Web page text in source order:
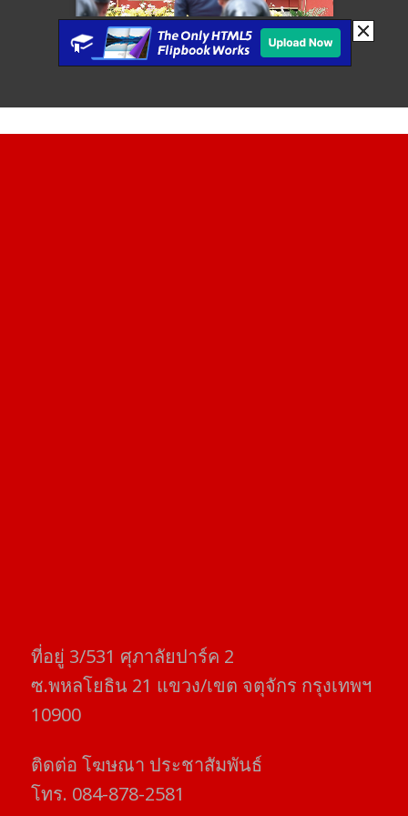
ที่อยู่​ 3/531​ ศุภาลัยปาร์ค​ 2
ซ.พหลโยธิน​ 21​ แขวง/เขต​ จตุจักร​ กรุงเทพฯ
10900
ติดต่อ​ โฆษณา​ ประชาสัมพันธ์
โทร​. 084-878-2581